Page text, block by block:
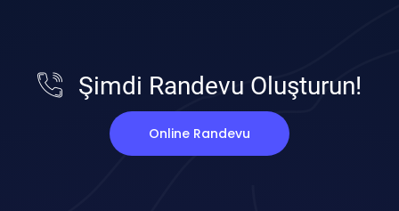
Şimdi Randevu Oluşturun!
Online Randevu